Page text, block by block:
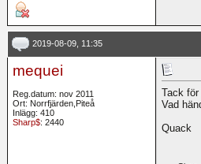
2019-08-09, 11:35
mequei
Reg.datum: nov 2011
Ort: Norrfjärden,Piteå
Inlägg: 410
Sharp$: 2440
Tack
Vad
Quack